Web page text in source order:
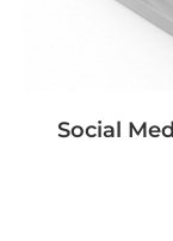
Social